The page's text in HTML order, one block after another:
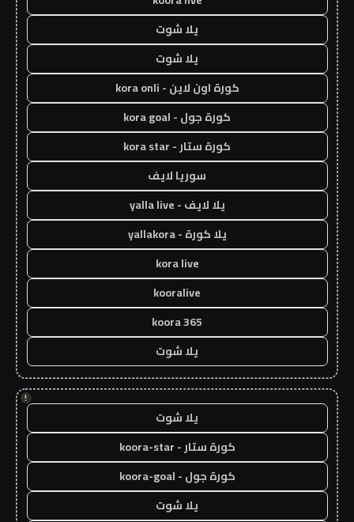
يلا شوت
يلا شوت
كورة اون لاين - kora onli
كورة جول - kora goal
كورة ستار - kora star
سوريا لايف
يلا لايف - yalla live
يلا كورة - yallakora
kora live
kooralive
koora 365
يلا شوت
!
يلا شوت
كورة ستار - koora-star
كورة جول - koora-goal
يلا شوت